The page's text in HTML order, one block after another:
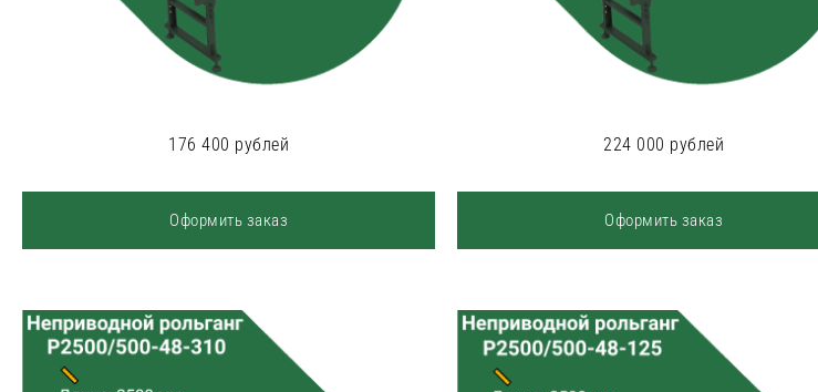
176 400 рублей
Оформить заказ
224 000 рублей
Оформить заказ